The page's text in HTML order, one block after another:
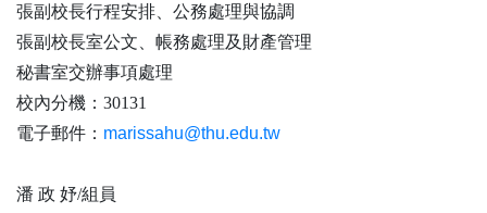
張副校長行程安排、公務處理與協調
張副校長室公文、帳務處理及財產管理
秘書室交辦事項處理
校內分機：30131
電子郵件： marissahu@thu.edu.tw
潘 政 妤/組員